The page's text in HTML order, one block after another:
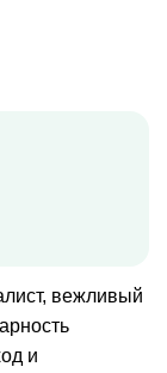
вежливый
и